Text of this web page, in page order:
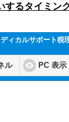
するタイミン
ィカルサポート税
ル PC 表示